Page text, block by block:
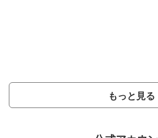
もっと見る